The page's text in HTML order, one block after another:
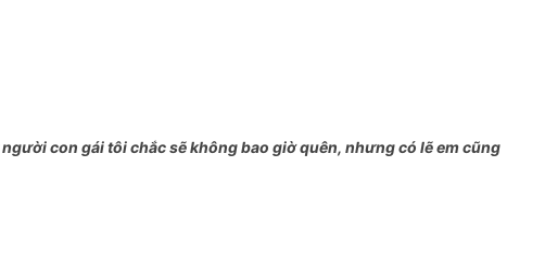
con gái tôi chắc sẽ không bao giờ quên, nhưng có lẽ em cũng